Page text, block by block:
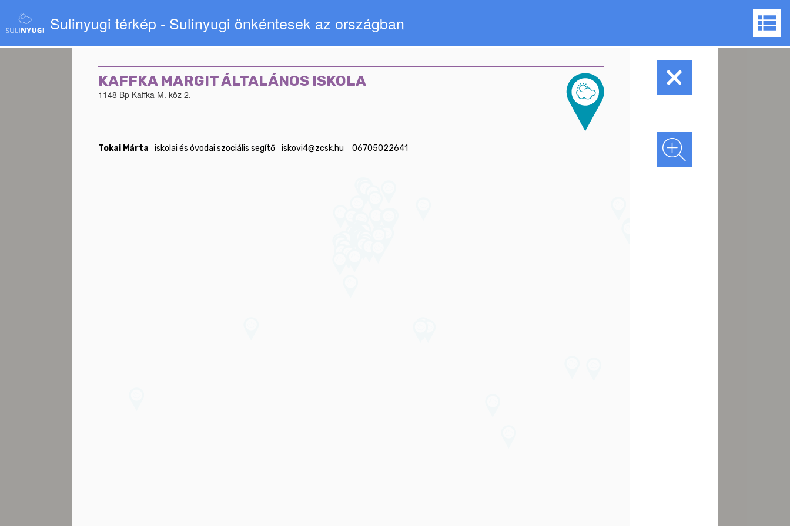
Sulinyugi térkép - Sulinyugi önkéntesek az országban
KAFFKA MARGIT ÁLTALÁNOS ISKOLA
1148 Bp Kaffka M. köz 2.
Tokai Márta